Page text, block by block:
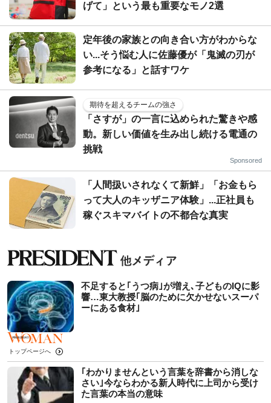
げて」という最も重要なモノ2選
定年後の家族との向き合い方がわからな
い...そう悩む人に佐藤優が「鬼滅の刃が
参考になる」と話すワケ
期待を超えるチームの強さ
「さすが」の一言に込められた驚きや感
動。新しい価値を生み出し続ける電通の
挑戦
Sponsored
「人間扱いされなくて新鮮」「お金もら
って大人のキッザニア体験」...正社員も
稼ぐスキマバイトの不都合な真実
不足すると｢うつ病｣が増え､子どものIQに影
響…東大教授｢脳のために欠かせないスーパ
ーにある食材｣
トップページへ
｢わかりませんという言葉を辞書から消しな
さい｣今ならわかる新人時代に上司から受け
た言葉の本当の意味